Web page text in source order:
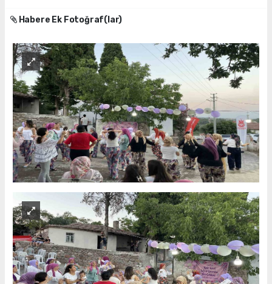
Habere Ek Fotoğraf(lar)